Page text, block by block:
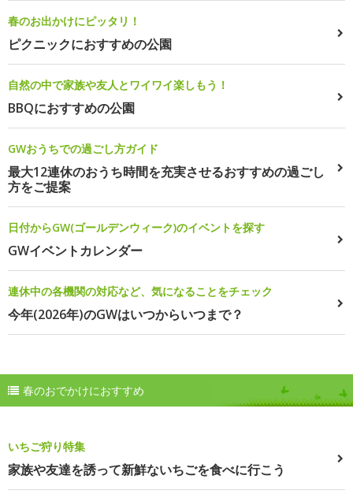
春のお出かけにピッタリ！
ピクニックにおすすめの公園
自然の中で家族や友人とワイワイ楽しもう！
BBQにおすすめの公園
GWおうちでの過ごし方ガイド
最大12連休のおうち時間を充実させるおすすめの過ごし
方をご提案
日付からGW(ゴールデンウィーク)のイベントを探す
GWイベントカレンダー
連休中の各機関の対応など、気になることをチェック
今年(2026年)のGWはいつからいつまで？
春のおでかけにおすすめ
いちご狩り特集
家族や友達を誘って新鮮ないちごを食べに行こう